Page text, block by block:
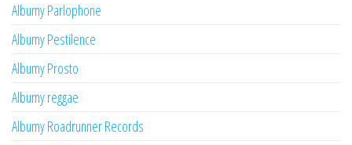
Albumy Parlophone
Albumy Pestilence
Albumy Prosto
Albumy reggae
Albumy Roadrunner Records